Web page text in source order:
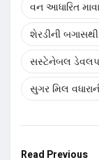
વન આધારિત માવા
શેરડીની
સસ્ટેનેબલ
સુગર મિલ
Read Previous